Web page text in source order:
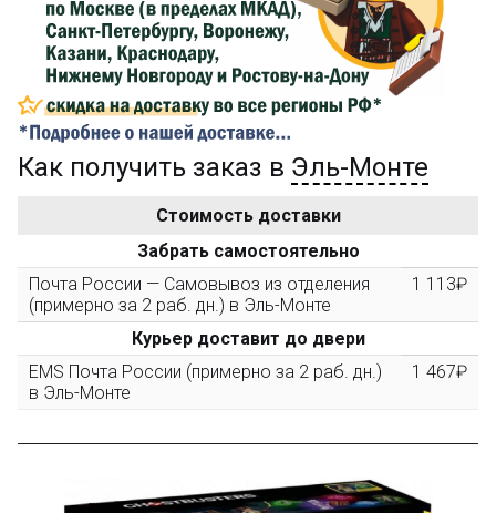
его на карту Сбербанка и получите 150₽ на
компенсацию доставки.
...на следующий заказ
Золотая скидка
персональная
10%
3000 рублей, Вы получите постоянную скидку на все
повторные заказы - 10%
Скидка за обзор
(фото сборки) до 10%
Как получить заказ в Эль-Монте
Стоимость доставки
Забрать самостоятельно
Почта России — Самовывоз из отделения
(примерно за 2 раб. дн.) в Эль-Монте
1 113₽
Курьер доставит до двери
EMS Почта России (примерно за 2 раб. дн.)
в Эль-Монте
1 467₽